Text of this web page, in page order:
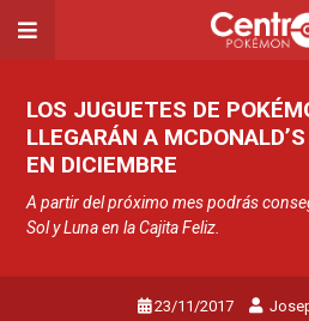
LOS JUGUETES DE
LLEGARÁN A
EN DICIEMBRE
A partir del próximo mes podrás
Sol y Luna en la Cajita Feliz.
23/11/2017